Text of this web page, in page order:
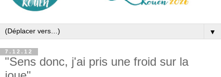
▼
7.12.12
"Sens donc, j'ai pris une froid sur la